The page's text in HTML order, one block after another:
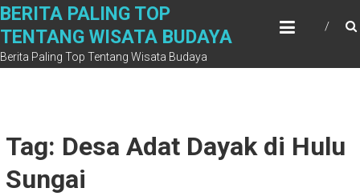
Skip
content
BERITA PALING TOP
TENTANG WISATA BUDAYA
Berita Paling Top Tentang Wisata Budaya
Tag: Desa Adat Dayak di Hulu
Sungai